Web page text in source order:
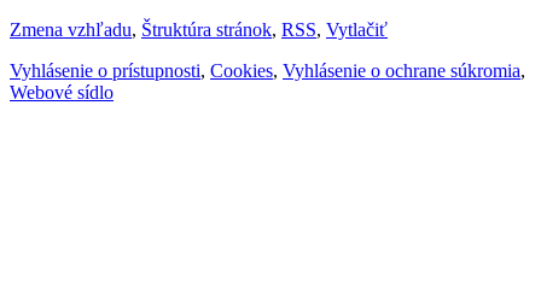
Zmena vzhľadu, Štruktúra stránok, RSS, Vytlačiť
Vyhlásenie o prístupnosti, Cookies, Vyhlásenie o ochrane súkromia,
Webové sídlo